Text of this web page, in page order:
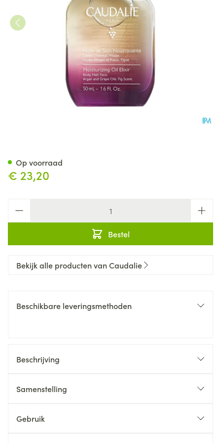
€ 23,20
Bestel
Op voorraad
Bekijk alle producten van Caudalie
Beschikbare leveringsmethoden
Beschrijving
Samenstelling
Gebruik